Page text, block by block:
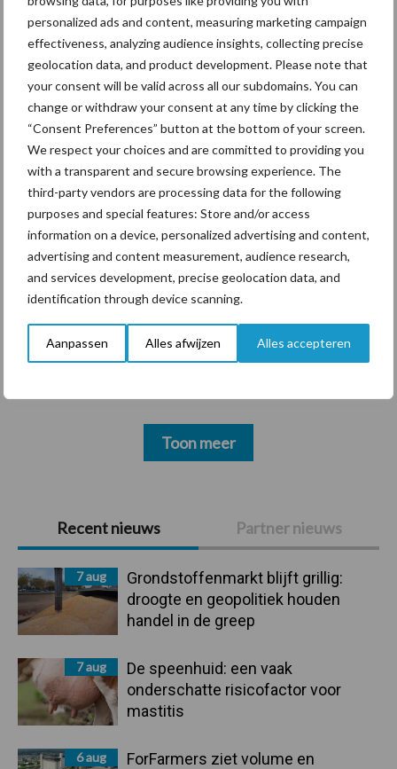
personalized ads and content, measuring marketing campaign
effectiveness, analyzing audience insights, collecting precise
geolocation data, and product development. Please note that
your consent will be valid across all our subdomains. You can
change or withdraw your consent at any time by clicking the
“Consent Preferences” button at the bottom of your screen.
We respect your choices and are committed to providing you
with a transparent and secure browsing experience. The
third-party vendors are processing data for the following
purposes and special features: Store and/or access
information on a device, personalized advertising and content,
advertising and content measurement, audience research,
and services development, precise geolocation data, and
identification through device scanning.
Aanpassen Alles afwijzen Alles accepteren
Primaire
Sidebar
Recent nieuws Partner nieuws
7 aug
Grondstoffenmarkt blijft grillig:
droogte en geopolitiek houden
handel in de greep
7 aug
De speenhuid: een vaak
onderschatte risicofactor voor
mastitis
6 aug
ForFarmers ziet volume en
ForFarmers ziet volume en
marktaandeel groeien in
krimpende Nederlandse
markt
Themapagina's
Diergezondheid Bemesting Fokkerij
Bedrijfsnieuws
Ligbox &
Voerhekken
Toon meer